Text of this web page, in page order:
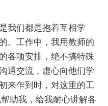
们都是抱着互相学
。工作中，我用教师的
各项安排，绝不搞特殊
通交流，虚心向他们学
来乍到时，对这里的工
助我，给我耐心讲解各